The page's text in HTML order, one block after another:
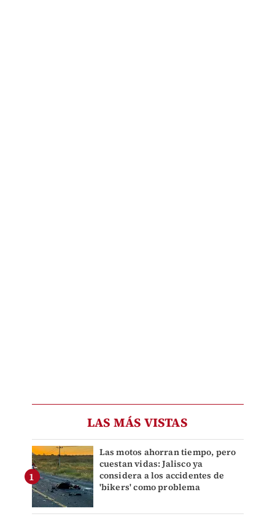
LAS MÁS VISTAS
Las motos ahorran tiempo, pero
cuestan vidas: Jalisco ya
considera a los accidentes de
'bikers' como problema